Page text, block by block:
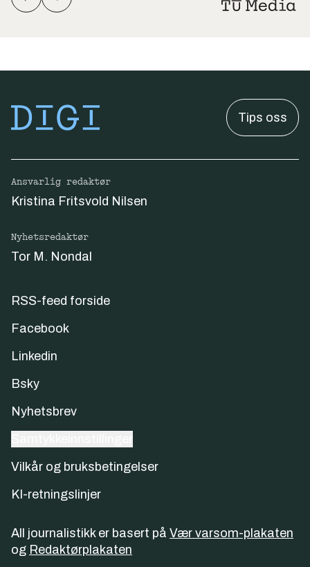
Tips oss
Ansvarlig redaktør
Kristina Fritsvold Nilsen
Nyhetsredaktør
Tor M. Nondal
RSS-feed forside
Facebook
Linkedin
Bsky
Nyhetsbrev
Vilkår og bruksbetingelser
KI-retningslinjer
All journalistikk er basert på Vær varsom-plakaten
og Redaktørplakaten